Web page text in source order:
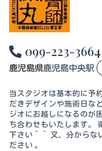
099-223-3664
鹿児島県鹿児島中央駅
当スタジオは基本的に予
だきデザインや施術日な
ジオにお越しになるのが
ち合わせもいたします。
下さい＾＾ 又、分からな
ださい 。